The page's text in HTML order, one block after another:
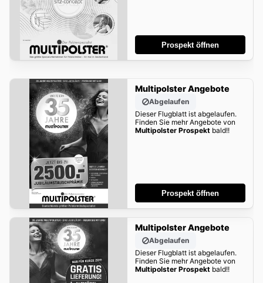
Prospekt öffnen
Multipolster Angebote
Abgelaufen
Dieser Flugblatt ist abgelaufen.
Finden Sie mehr Angebote von
Multipolster Prospektbald!!
Prospekt öffnen
Multipolster Angebote
Abgelaufen
Dieser Flugblatt ist abgelaufen.
Finden Sie mehr Angebote von
Multipolster Prospektbald!!